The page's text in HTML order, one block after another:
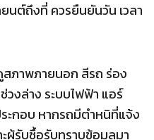
นต์ถึงที่ ควรยืนยันวัน เวลา
ภาพภายนอก สีรถ ร่อง
วงล่าง ระบบไฟฟ้า แอร์
ระกอบ หากรถมีตำหนิที่แจ้ง
ะผู้รับซื้อรับทราบข้อมูลมา